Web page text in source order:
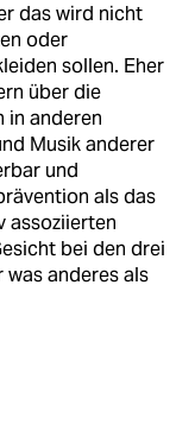
das wird nicht
oder
sollen. Eher
über die
in anderen
Musik anderer
und
als das
assoziierten
bei den drei
anderes als